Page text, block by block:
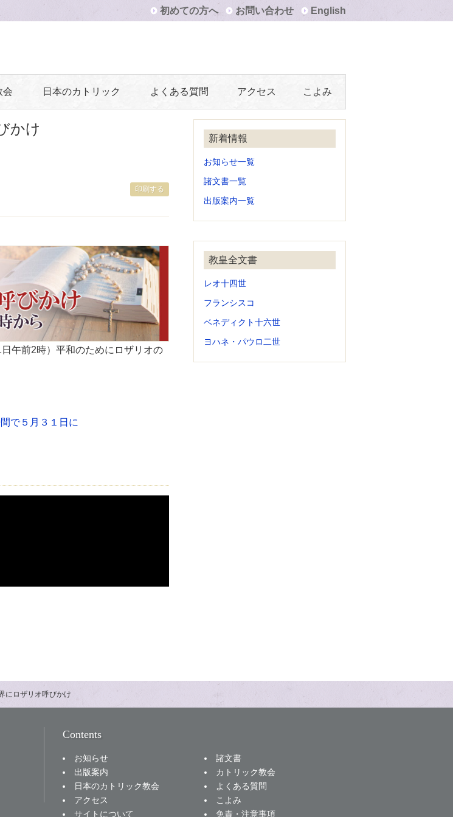
初めての方へ お問い合わせ English
会 日本のカトリック よくある質問 アクセス こよみ
かけ
印刷する
午前2時）平和のためにロザリオの
で５月３１日に
新着情報
お知らせ一覧
諸文書一覧
出版案内一覧
教皇全文書
レオ十四世
フランシスコ
ベネディクト十六世
ヨハネ・パウロ二世
にロザリオ呼びかけ
Contents
お知らせ
諸文書
出版案内
カトリック教会
日本のカトリック教会
よくある質問
アクセス
こよみ
サイトについて
免責・注意事項